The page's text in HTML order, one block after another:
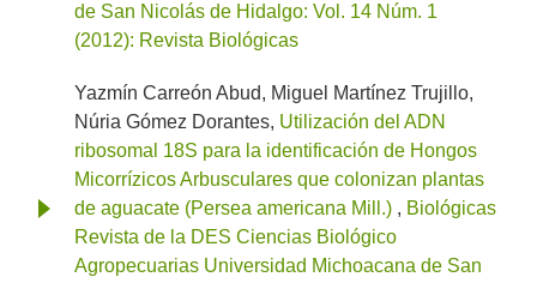
de San Nicolás de Hidalgo: Vol. 14 Núm. 1
(2012): Revista Biológicas
Yazmín Carreón Abud, Miguel Martínez Trujillo,
Núria Gómez Dorantes, Utilización del ADN
ribosomal 18S para la identificación de Hongos
Micorrízicos Arbusculares que colonizan plantas
de aguacate (Persea americana Mill.) , Biológicas
Revista de la DES Ciencias Biológico
Agropecuarias Universidad Michoacana de San